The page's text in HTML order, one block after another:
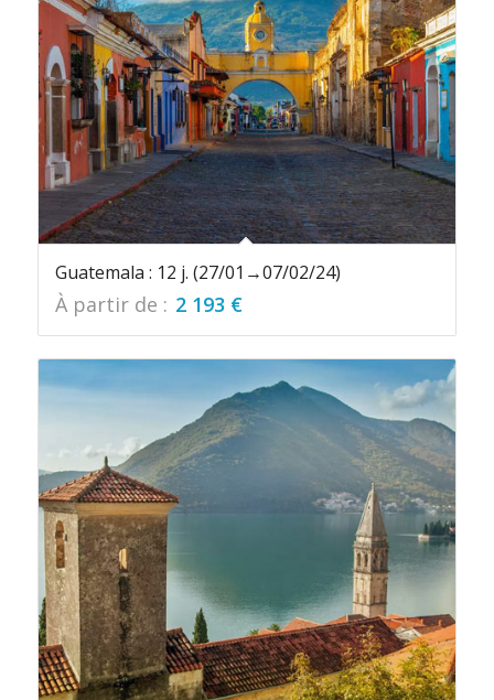
Guatemala : 12 j. (27/01→07/02/24)
À partir de : 2 193 €